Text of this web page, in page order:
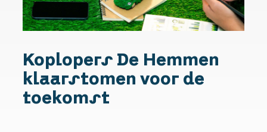
Koplopers De Hemmen
klaarstomen voor de
toekomst